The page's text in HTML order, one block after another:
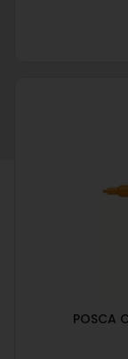
POSCA